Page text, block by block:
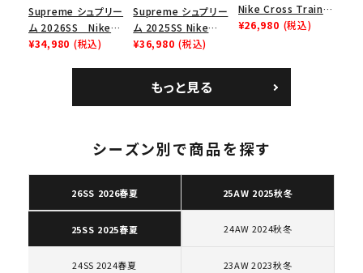
キーワードから探す
search
人気ワード 2026SS
Tシャツ・ロングスリーブ
カテゴリーから探す
Supreme シュプリー
ム 2026SS Nike
SB Air Max 2 CB 94
¥34,980 (税込)
Supreme シュプリー
ム 2025SS Nike
Leather Shoulder
ク 黒
¥36,980 (税込)
Nike Cross Trainer
Low ナイキクロスト
¥26,980 (税込)
もっと見る
シーズン別で商品を探す
26SS 2026春夏 25AW 2025秋冬
25SS 2025春夏 24AW 2024秋冬
24SS 2024春夏 23AW 2023秋冬